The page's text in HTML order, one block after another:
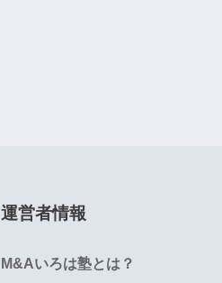
運営者情報
M&Aいろは塾とは？